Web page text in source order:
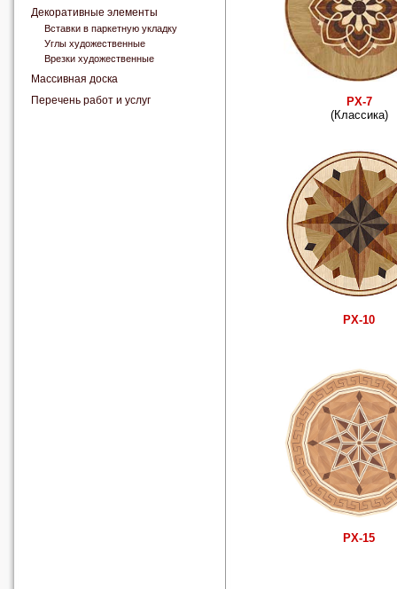
Декоративные элементы
Вставки в паркетную укладку
Углы художественные
Врезки художественные
Массивная доска
Перечень работ и услуг
РХ-7
(Классика)
РХ-10
РХ-15